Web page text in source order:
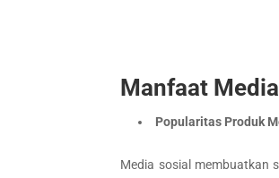
Manfaat
Popularitas Produk
Media sosial membuatkan